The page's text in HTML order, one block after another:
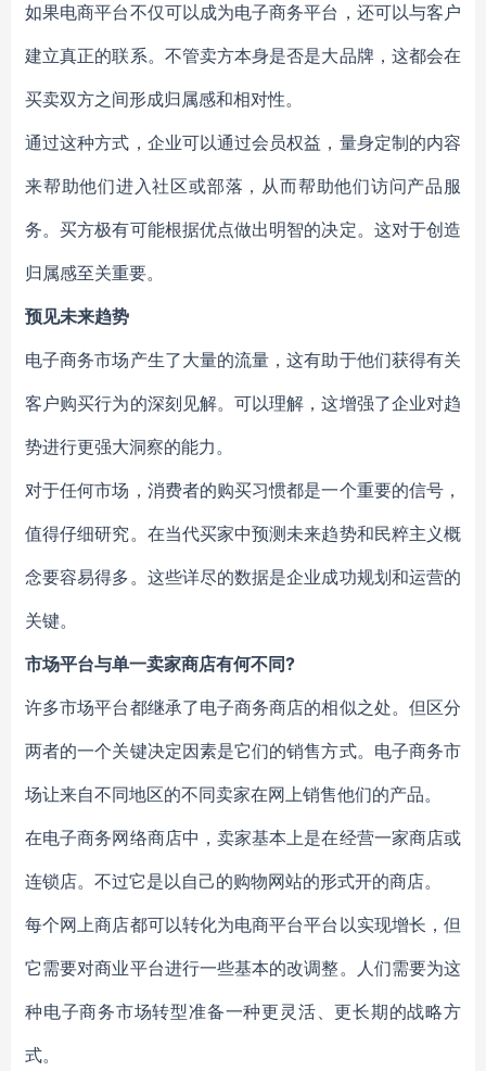
如果电商平台不仅可以成为电子商务平台，还可以与客户
建立真正的联系。不管卖方本身是否是大品牌，这都会在
买卖双方之间形成归属感和相对性。
通过这种方式，企业可以通过会员权益，量身定制的内容
来帮助他们进入社区或部落，从而帮助他们访问产品服
务。买方极有可能根据优点做出明智的决定。这对于创造
归属感至关重要。
预见未来趋势
电子商务市场产生了大量的流量，这有助于他们获得有关
客户购买行为的深刻见解。可以理解，这增强了企业对趋
势进行更强大洞察的能力。
对于任何市场，消费者的购买习惯都是一个重要的信号，
值得仔细研究。在当代买家中预测未来趋势和民粹主义概
念要容易得多。这些详尽的数据是企业成功规划和运营的
关键。
市场平台与单一卖家商店有何不同?
许多市场平台都继承了电子商务商店的相似之处。但区分
两者的一个关键决定因素是它们的销售方式。电子商务市
场让来自不同地区的不同卖家在网上销售他们的产品。
在电子商务网络商店中，卖家基本上是在经营一家商店或
连锁店。不过它是以自己的购物网站的形式开的商店。
每个网上商店都可以转化为电商平台平台以实现增长，但
它需要对商业平台进行一些基本的改调整。人们需要为这
种电子商务市场转型准备一种更灵活、更长期的战略方
式。